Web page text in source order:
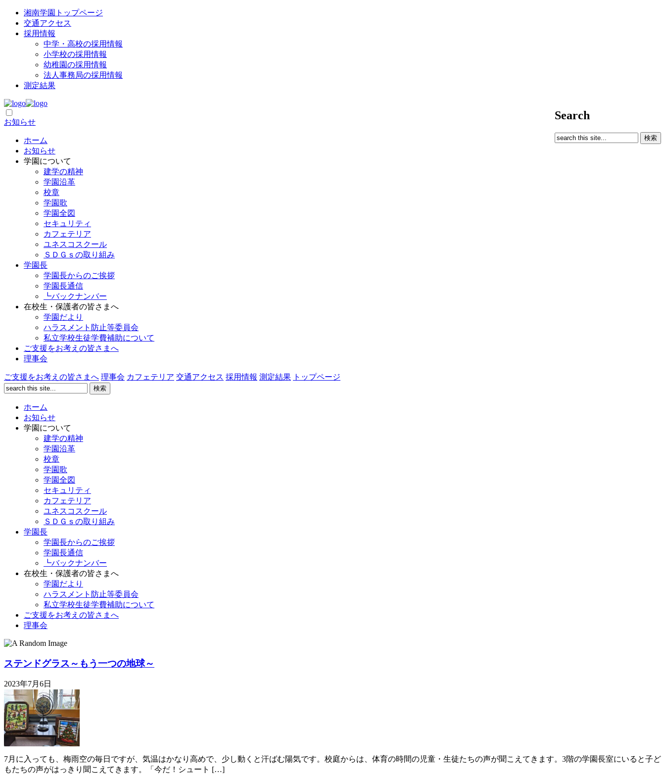
湘南学園トップページ
交通アクセス
採用情報
中学・高校の採用情報
小学校の採用情報
幼稚園の採用情報
法人事務局の採用情報
測定結果
Search
お知らせ
ホーム
お知らせ
学園について
建学の精神
学園沿革
校章
学園歌
学園全図
セキュリティ
カフェテリア
ユネスコスクール
ＳＤＧｓの取り組み
学園長
学園長からのご挨拶
学園長通信
┗バックナンバー
在校生・保護者の皆さまへ
学園だより
ハラスメント防止等委員会
私立学校生徒学費補助について
ご支援をお考えの皆さまへ
理事会
ご支援をお考えの皆さまへ 理事会 カフェテリア 交通アクセス 採用情報 測定結果 トップページ
ホーム
お知らせ
学園について
建学の精神
学園沿革
校章
学園歌
学園全図
セキュリティ
カフェテリア
ユネスコスクール
ＳＤＧｓの取り組み
学園長
学園長からのご挨拶
学園長通信
┗バックナンバー
在校生・保護者の皆さまへ
学園だより
ハラスメント防止等委員会
私立学校生徒学費補助について
ご支援をお考えの皆さまへ
理事会
ステンドグラス～もう一つの地球～
2023年7月6日
7月に入っても、梅雨空の毎日ですが、気温はかなり高めで、少し動くと汗ばむ陽気です。校庭からは、体育の時間の児童・生徒たちの声が聞こえてきます。3階の学園長室にいると子ど
もたちの声がはっきり聞こえてきます。「今だ！シュート […]